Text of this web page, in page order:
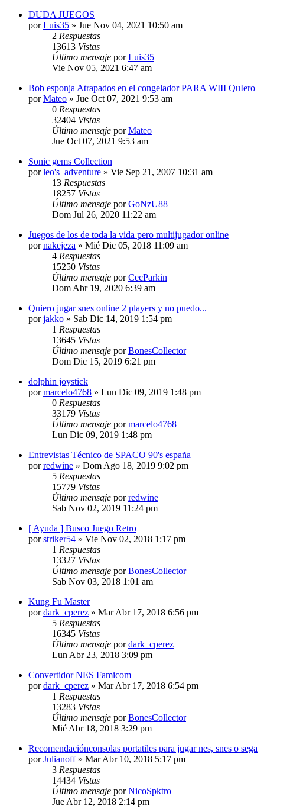
DUDA JUEGOS
porLuis35 » Jue Nov 04, 2021 10:50 am
2 Respuestas
13613 Vistas
Último mensaje porLuis35
Vie Nov 05, 2021 6:47 am
Bob esponja Atrapados en el congelador PARA WIII QuIero
porMateo » Jue Oct 07, 2021 9:53 am
0 Respuestas
32404 Vistas
Último mensaje porMateo
Jue Oct 07, 2021 9:53 am
Sonic gems Collection
porleo's_adventure » Vie Sep 21, 2007 10:31 am
13 Respuestas
18257 Vistas
Último mensaje porGoNzU88
Dom Jul 26, 2020 11:22 am
Juegos de los de toda la vida pero multijugador online
pornakejeza » Mié Dic 05, 2018 11:09 am
4 Respuestas
15250 Vistas
Último mensaje porCecParkin
Dom Abr 19, 2020 6:39 am
Quiero jugar snes online 2 players y no puedo...
porjakko » Sab Dic 14, 2019 1:54 pm
1 Respuestas
13645 Vistas
Último mensaje porBonesCollector
Dom Dic 15, 2019 6:21 pm
dolphin joystick
pormarcelo4768 » Lun Dic 09, 2019 1:48 pm
0 Respuestas
33179 Vistas
Último mensaje pormarcelo4768
Lun Dic 09, 2019 1:48 pm
Entrevistas Técnico de SPACO 90's españa
porredwine » Dom Ago 18, 2019 9:02 pm
5 Respuestas
15779 Vistas
Último mensaje porredwine
Sab Nov 02, 2019 11:24 pm
[ Ayuda ] Busco Juego Retro
porstriker54 » Vie Nov 02, 2018 1:17 pm
1 Respuestas
13327 Vistas
Último mensaje porBonesCollector
Sab Nov 03, 2018 1:01 am
Kung Fu Master
pordark_cperez » Mar Abr 17, 2018 6:56 pm
5 Respuestas
16345 Vistas
Último mensaje pordark_cperez
Lun Abr 23, 2018 3:09 pm
Convertidor NES Famicom
pordark_cperez » Mar Abr 17, 2018 6:54 pm
1 Respuestas
13283 Vistas
Último mensaje porBonesCollector
Mié Abr 18, 2018 3:29 pm
Recomendaciónconsolas portatiles para jugar nes, snes o sega
porJulianoff» Mar Abr 10, 2018 5:17 pm
3 Respuestas
14434 Vistas
Último mensaje porNicoSpktro
Jue Abr 12, 2018 2:14 pm